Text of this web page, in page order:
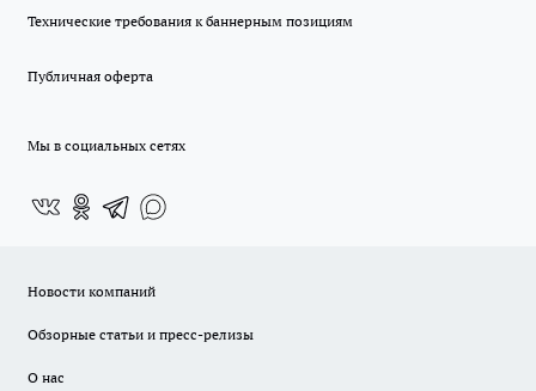
Технические требования к баннерным позициям
Публичная оферта
Мы в социальных сетях
Новости компаний
Обзорные статьи и пресс-релизы
О нас